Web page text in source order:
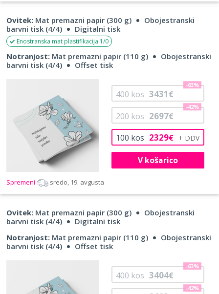
Ovitek: Mat premazni papir (300 g)
Obojestranski
barvni tisk (4/4)
Digitalni tisk
Enostranska mat plastifikacija 1/0
Notranjost: Mat premazni papir (110 g)
Obojestranski
barvni tisk (4/4)
Offset tisk
100 kos 2329€
200 kos 2697€
-42%
400 kos 3431€
-63%
V košarico
Spremeni sredo, 19. avgusta
Ovitek: Mat premazni papir (300 g)
Obojestranski
barvni tisk (4/4)
Digitalni tisk
Notranjost: Mat premazni papir (110 g)
Obojestranski
barvni tisk (4/4)
Offset tisk
-42%
400 kos 3404€
-63%